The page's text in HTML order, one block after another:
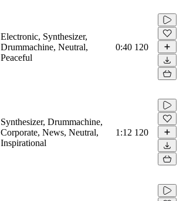
Electronic, Synthesizer,
Drummachine, Neutral,
Peaceful
0:40 120
Synthesizer, Drummachine,
Corporate, News, Neutral,
Inspirational
1:12 120